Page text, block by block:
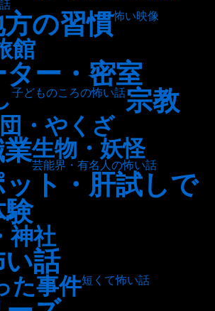
の習慣怖い映像
館
ー・密室
子どものころの怖い話宗教
・やくざ
生物・妖怪
芸能界・有名人の怖い話
ト・肝試しで
験
神社
話
た事件短くて怖い話